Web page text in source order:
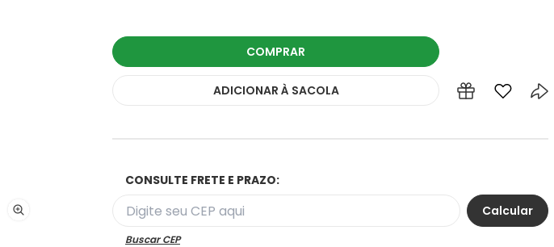
COMPRAR
ADICIONAR À SACOLA
CONSULTE FRETE E PRAZO:
Buscar CEP